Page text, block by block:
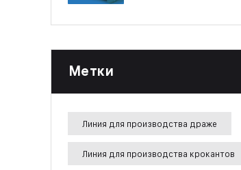
Метки
Линия для производства драже
Линия для производства крокантов